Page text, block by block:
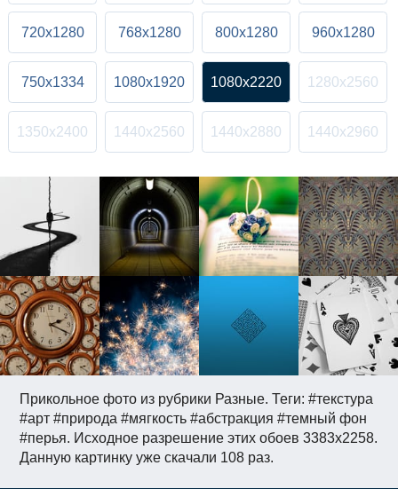
Прикольное фото из рубрики Разные. Теги: #текстура
#арт #природа #мягкость #абстракция #темный фон
#перья. Исходное разрешение этих обоев 3383x2258.
Данную картинку уже скачали 108 раз.
720x1280 768x1280 800x1280 960x1280
750x1334 1080x1920 1080x2220 1280x2560
1350x2400 1440x2560 1440x2880 1440x2960